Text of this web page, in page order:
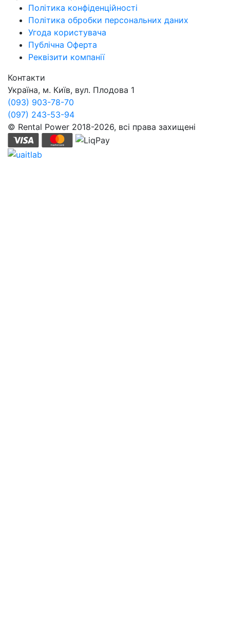
Політика конфіденційності
Політика обробки персональних даних
Угода користувача
Публічна Оферта
Реквізити компанії
Контакти
Україна, м. Київ, вул. Плодова 1
(093) 903-78-70
(097) 243-53-94
© Rental Power 2018-2026, всі права захищені